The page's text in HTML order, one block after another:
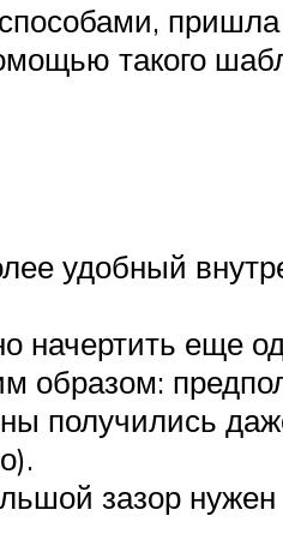
такого
удобный
начертить еще
образом:
получились
зазор нужен